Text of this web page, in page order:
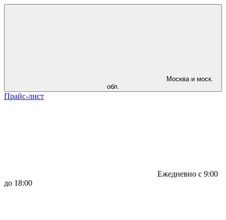
Москва и моск.
обл.
Прайс-лист
Ежедневно с 9:00
до 18:00